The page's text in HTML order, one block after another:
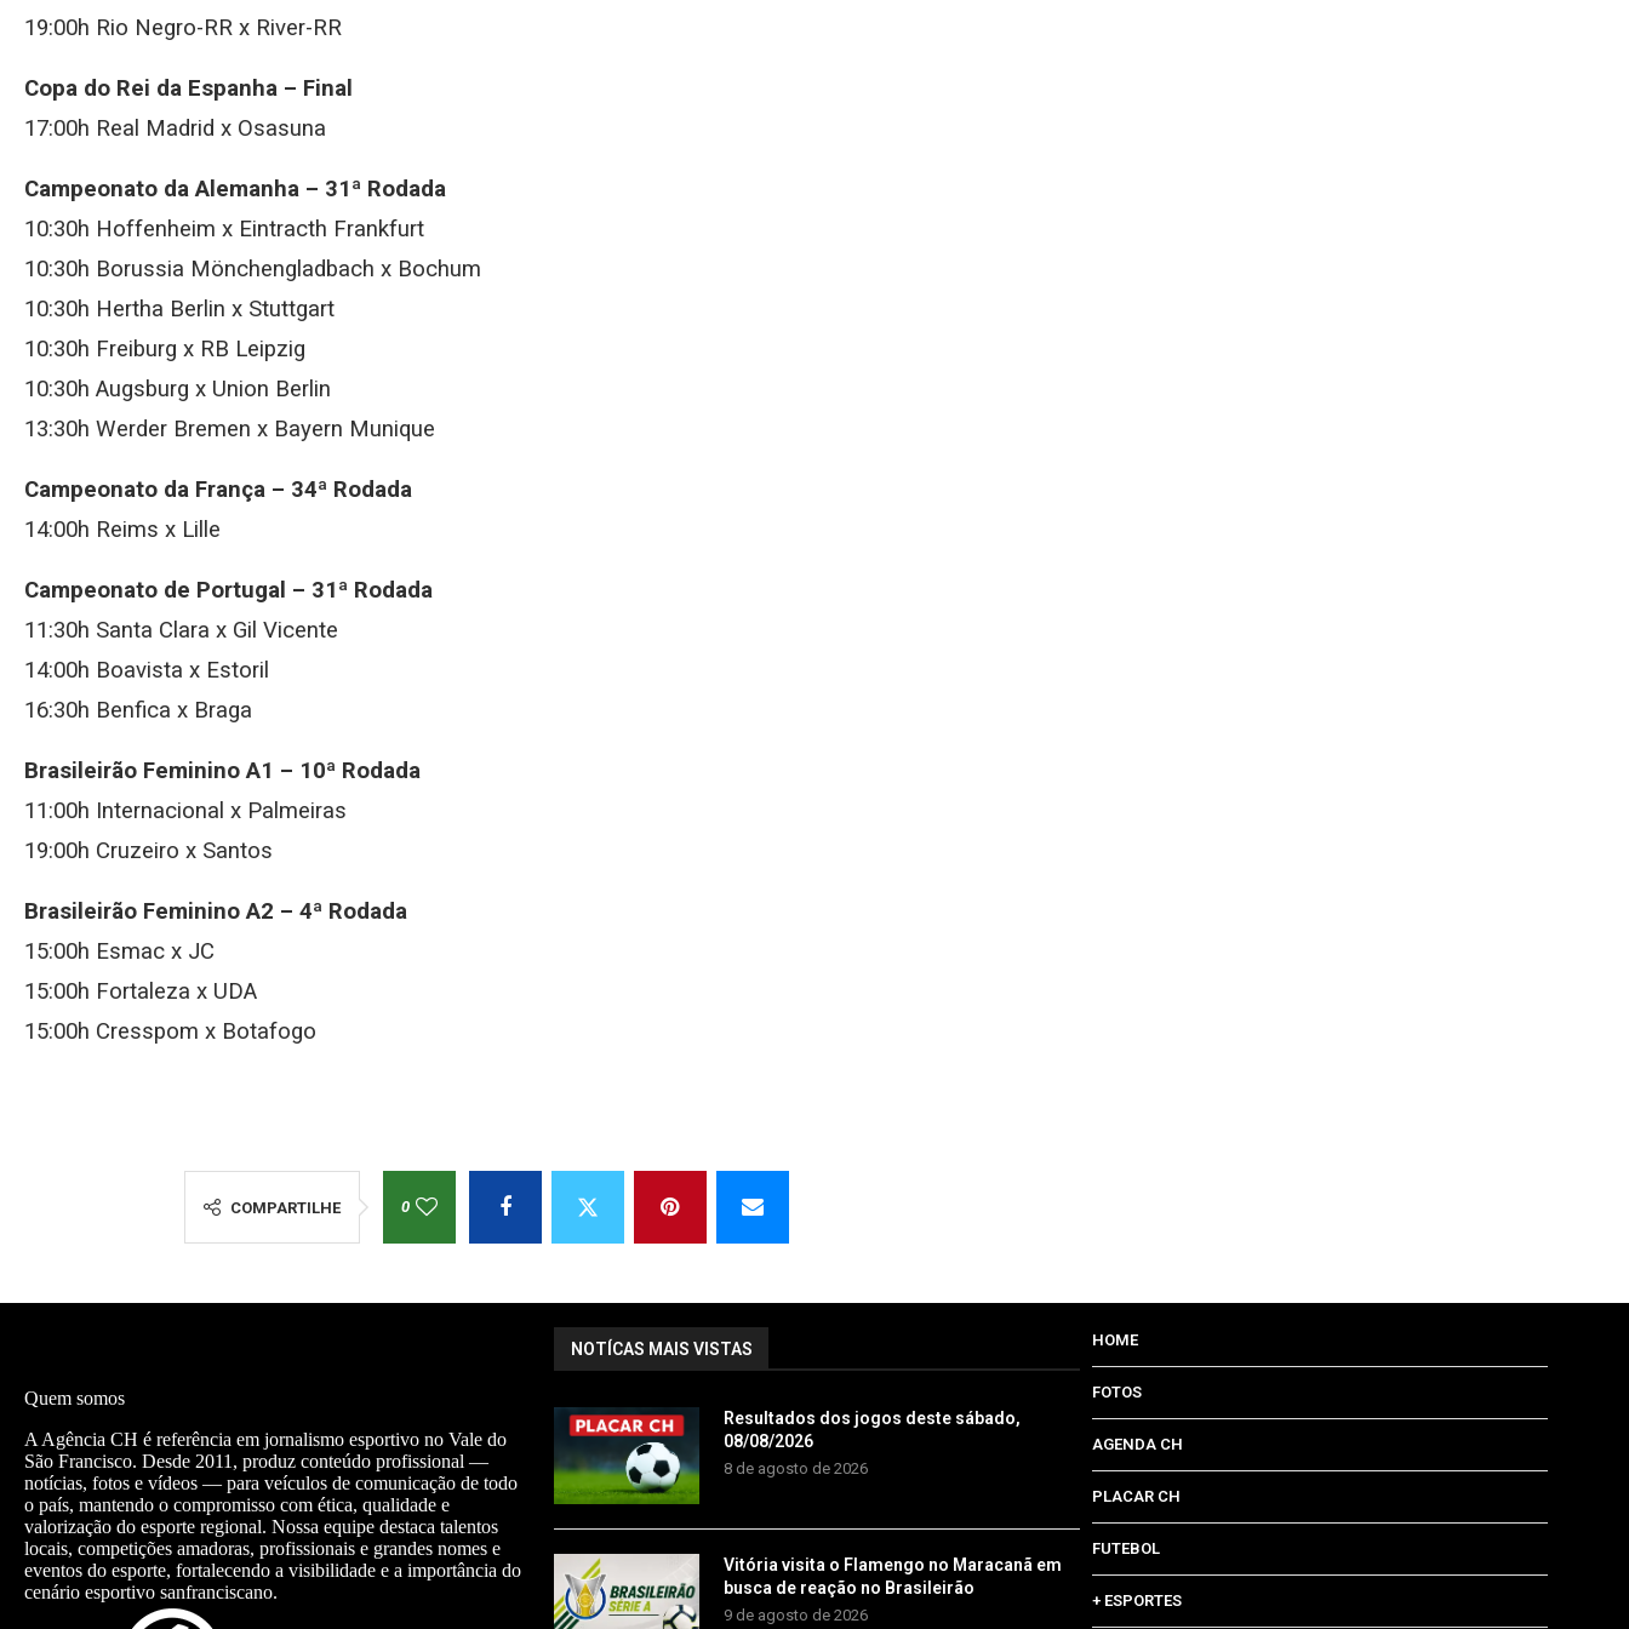
19:00h Rio Negro-RR x River-RR
Copa do Rei da Espanha – Final
17:00h Real Madrid x Osasuna
Campeonato da Alemanha – 31ª Rodada
10:30h Hoffenheim x Eintracth Frankfurt
10:30h Borussia Mönchengladbach x Bochum
10:30h Hertha Berlin x Stuttgart
10:30h Freiburg x RB Leipzig
10:30h Augsburg x Union Berlin
13:30h Werder Bremen x Bayern Munique
Campeonato da França – 34ª Rodada
14:00h Reims x Lille
Campeonato de Portugal – 31ª Rodada
11:30h Santa Clara x Gil Vicente
14:00h Boavista x Estoril
16:30h Benfica x Braga
Brasileirão Feminino A1 – 10ª Rodada
11:00h Internacional x Palmeiras
19:00h Cruzeiro x Santos
Brasileirão Feminino A2 – 4ª Rodada
15:00h Esmac x JC
15:00h Fortaleza x UDA
15:00h Cresspom x Botafogo
COMPARTILHE 0
Quem somos
A Agência CH é referência em jornalismo esportivo no Vale do
São Francisco. Desde 2011, produz conteúdo profissional —
notícias, fotos e vídeos — para veículos de comunicação de todo
o país, mantendo o compromisso com ética, qualidade e
valorização do esporte regional. Nossa equipe destaca talentos
locais, competições amadoras, profissionais e grandes nomes e
eventos do esporte, fortalecendo a visibilidade e a importância do
cenário esportivo sanfranciscano.
NOTÍCAS MAIS VISTAS
Resultados dos jogos deste sábado,
08/08/2026
8 de agosto de 2026
Vitória visita o Flamengo no Maracanã em
busca de reação no Brasileirão
9 de agosto de 2026
HOME
FOTOS
AGENDA CH
PLACAR CH
FUTEBOL
+ ESPORTES